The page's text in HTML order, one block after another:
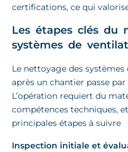
certifications, ce qui
Les étapes clés du
systèmes de
Le nettoyage des
après un chantier passe
L’opération requiert du
compétences techniques,
principales étapes à suivre
Inspection initiale et